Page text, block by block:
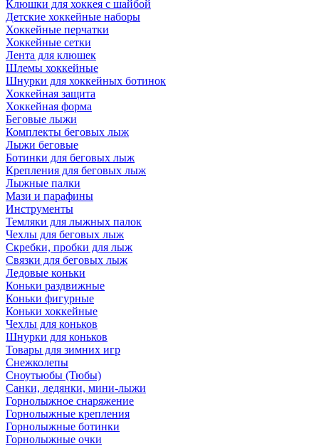
Клюшки для хоккея с шайбой
Детские хоккейные наборы
Хоккейные перчатки
Хоккейные сетки
Лента для клюшек
Шлемы хоккейные
Шнурки для хоккейных ботинок
Хоккейная защита
Хоккейная форма
Беговые лыжи
Комплекты беговых лыж
Лыжи беговые
Ботинки для беговых лыж
Крепления для беговых лыж
Лыжные палки
Мази и парафины
Инструменты
Темляки для лыжных палок
Чехлы для беговых лыж
Скребки, пробки для лыж
Связки для беговых лыж
Ледовые коньки
Коньки раздвижные
Коньки фигурные
Коньки хоккейные
Чехлы для коньков
Шнурки для коньков
Товары для зимних игр
Снежколепы
Сноутьюбы (Тюбы)
Санки, ледянки, мини-лыжи
Горнолыжное снаряжение
Горнолыжные крепления
Горнолыжные ботинки
Горнолыжные очки